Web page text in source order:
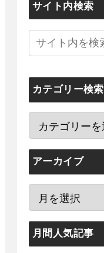
サイト内検索
カテゴリー検索
アーカイブ
月間人気記事